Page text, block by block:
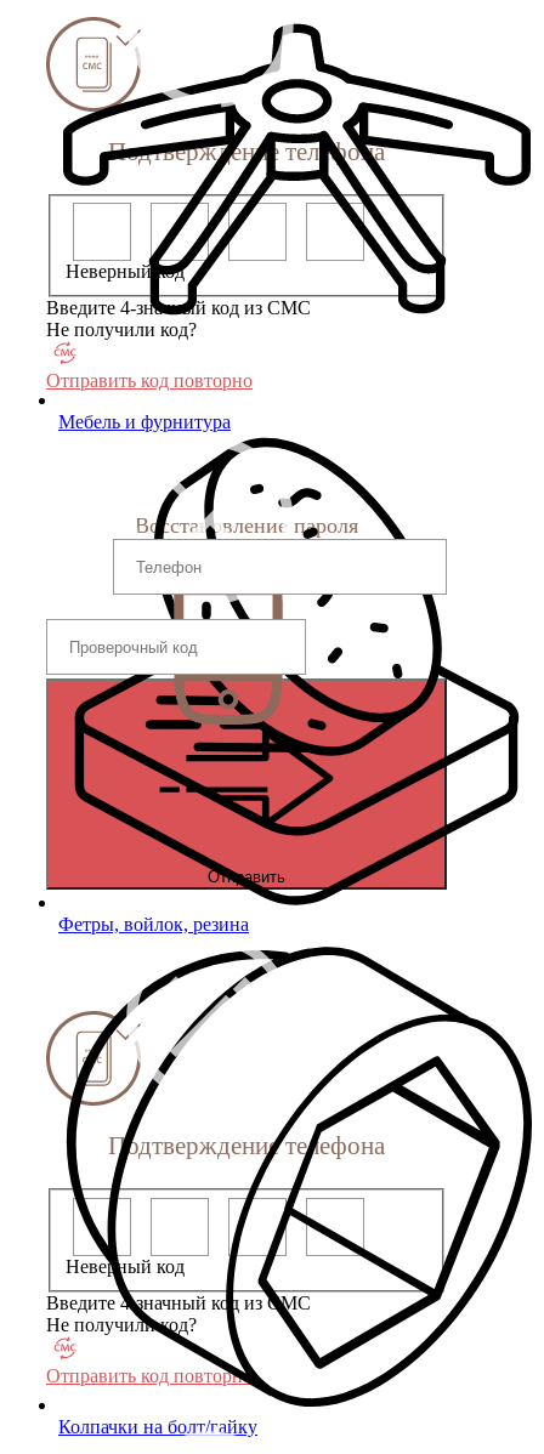
Мебель и фурнитура
Фетры, войлок, резина
Колпачки на болт/гайку
Подтверждение телефона
Неверный код
Введите 4-значный код из СМС
Не получили код?
Отправить код повторно
Восстановление пароля
Отправить
Подтверждение телефона
Неверный код
Введите 4-значный код из СМС
Не получили код?
Отправить код повторно